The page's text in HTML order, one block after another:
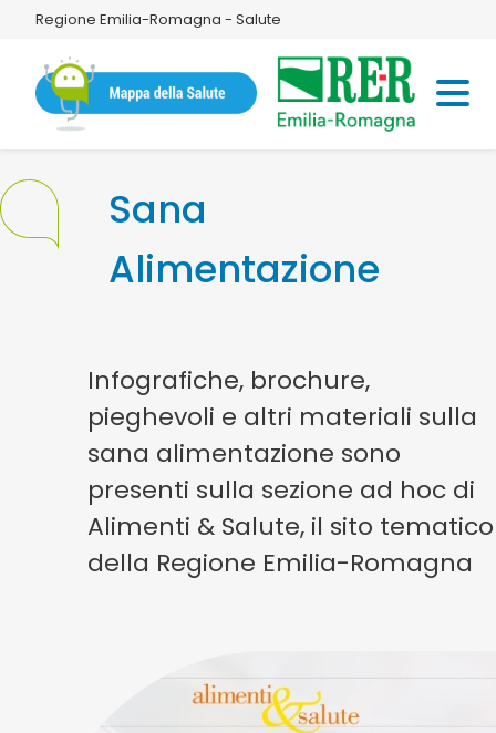
Regione Emilia-Romagna - Salute
Sana
Alimentazione
Infografiche, brochure,
pieghevoli e altri materiali sulla
sana alimentazione sono
presenti sulla sezione ad hoc di
Alimenti & Salute, il sito tematico
della Regione Emilia-Romagna